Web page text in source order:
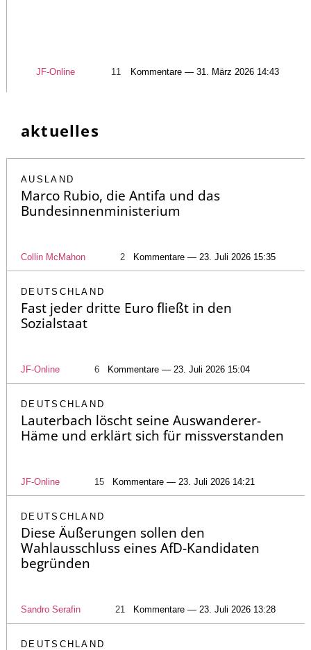
JF-Online 11 Kommentare — 31. März 2026 14:43
aktuelles
AUSLAND
Marco Rubio, die Antifa und das
Bundesinnenministerium
Collin McMahon 2 Kommentare — 23. Juli 2026 15:35
DEUTSCHLAND
Fast jeder dritte Euro fließt in den
Sozialstaat
JF-Online 6 Kommentare — 23. Juli 2026 15:04
DEUTSCHLAND
Lauterbach löscht seine Auswanderer-
Häme und erklärt sich für missverstanden
JF-Online 15 Kommentare — 23. Juli 2026 14:21
DEUTSCHLAND
Diese Äußerungen sollen den
Wahlausschluss eines AfD-Kandidaten
begründen
Sandro Serafin 21 Kommentare — 23. Juli 2026 13:28
DEUTSCHLAND